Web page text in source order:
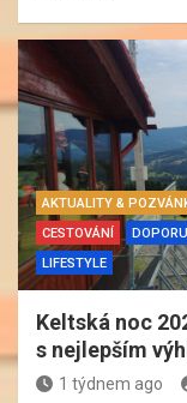
AKTUALITY &
CESTOVÁNÍ
LIFESTYLE
Keltská noc
s nejlepším
1 týdnem ago